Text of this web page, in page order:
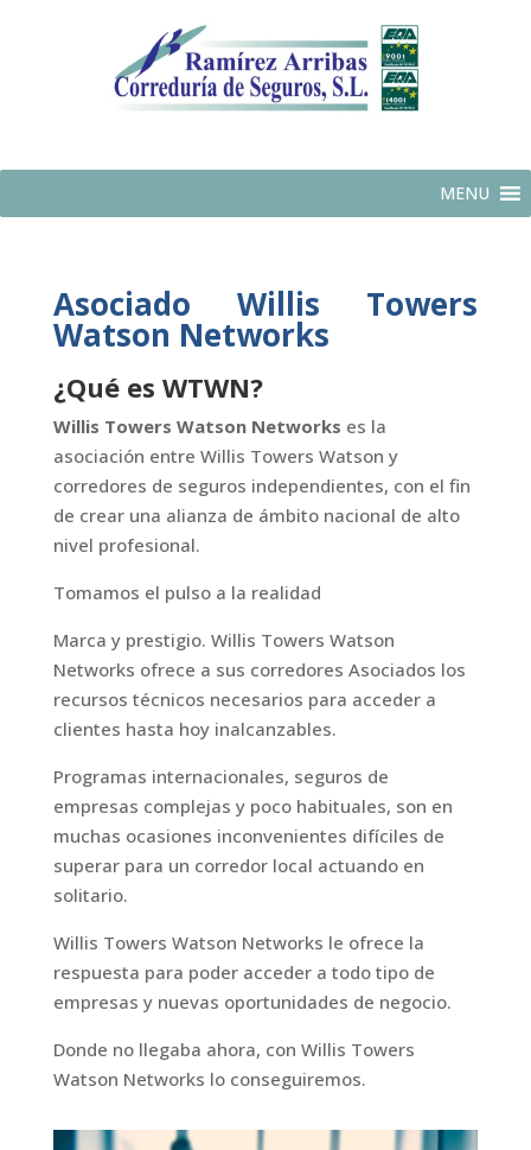
MENU
Asociado Willis Towers
Watson Networks
¿Qué es WTWN?
Willis Towers Watson Networks es la
asociación entre Willis Towers Watson y
corredores de seguros independientes, con el fin
de crear una alianza de ámbito nacional de alto
nivel profesional.
Tomamos el pulso a la realidad
Marca y prestigio. Willis Towers Watson
Networks ofrece a sus corredores Asociados los
recursos técnicos necesarios para acceder a
clientes hasta hoy inalcanzables.
Programas internacionales, seguros de
empresas complejas y poco habituales, son en
muchas ocasiones inconvenientes difíciles de
superar para un corredor local actuando en
solitario.
Willis Towers Watson Networks le ofrece la
respuesta para poder acceder a todo tipo de
empresas y nuevas oportunidades de negocio.
Donde no llegaba ahora, con Willis Towers
Watson Networks lo conseguiremos.